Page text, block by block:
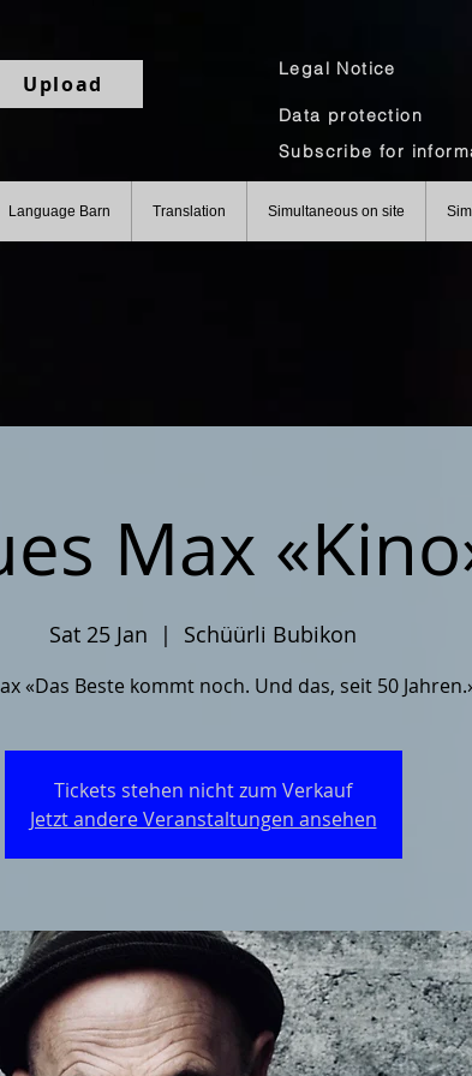
Upload
Legal Notice
Data protection
Language Barn Translation Simultaneous on site
Max
Sat 25 Jan
  |
Schüürli Bubikon
«Das Beste kommt noch. Und das, seit 50
Tickets stehen nicht zum Verkauf
Jetzt andere Veranstaltungen ansehen